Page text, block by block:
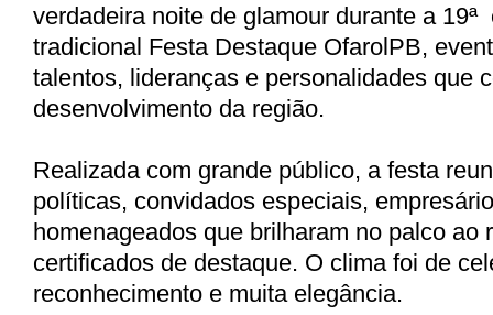
verdadeira noite de glamour durante a 19ª
tradicional Festa Destaque OfarolPB,
talentos, lideranças e personalidades que
desenvolvimento da região.
Realizada com grande público, a festa
políticas, convidados especiais,
homenageados que brilharam no palco ao
certificados de destaque. O clima foi de
reconhecimento e muita elegância.